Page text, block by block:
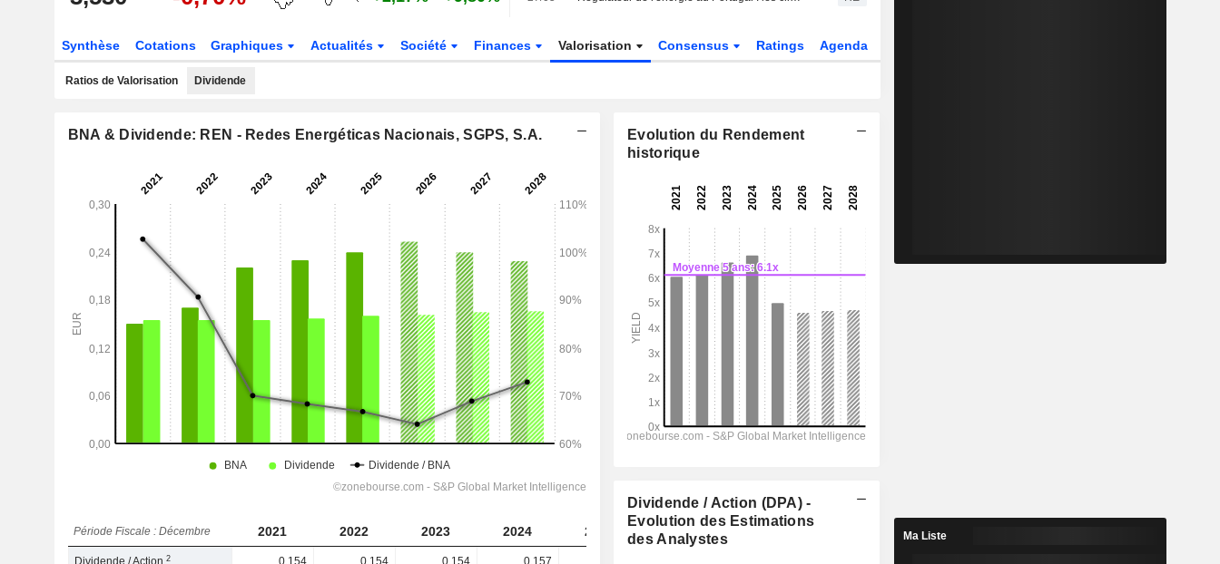
Synthèse Cotations Graphiques Actualités Société Finances Valorisation Consensus Ratings Agenda
Ratios de Valorisation Dividende
BNA & Dividende: REN - Redes Energéticas Nacionais, SGPS, S.A.
Période Fiscale : Décembre 2021 2022 2023 2024 2025 2026
Dividende / Action2 0,154 0,154 0,154 0,157
Evolution du Rendement
historique
Dividende / Action (DPA) -
Evolution des Estimations
des Analystes
Ma Liste